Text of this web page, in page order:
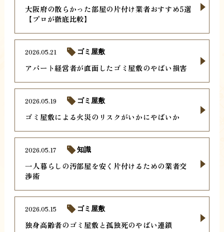
大阪府の散らかった部屋の片付け業者おすすめ5選
【プロが徹底比較】
アパート経営者が直面したゴミ屋敷のやばい損害
2026.05.21 ゴミ屋敷
ゴミ屋敷による火災のリスクがいかにやばいか
2026.05.19 ゴミ屋敷
一人暮らしの汚部屋を安く片付けるための業者交
渉術
2026.05.17 知識
独身高齢者のゴミ屋敷と孤独死のやばい連鎖
2026.05.15 ゴミ屋敷